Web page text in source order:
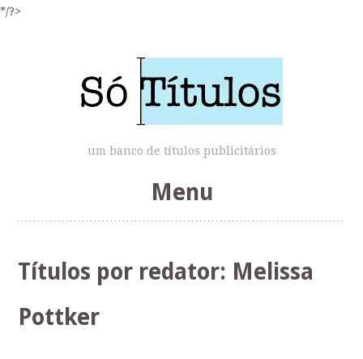
*/?>
um banco de títulos publicitários
Menu
content
Títulos por redator: Melissa
Pottker